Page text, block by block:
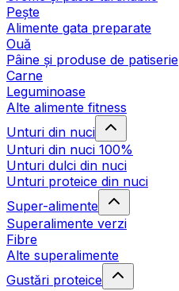
Pește
Alimente gata preparate
Ouă
Pâine și produse de patiserie
Carne
Leguminoase
Alte alimente fitness
Unturi din nuci
Unturi din nuci 100%
Unturi dulci din nuci
Unturi proteice din nuci
Super-alimente
Superalimente verzi
Fibre
Alte superalimente
Gustări proteice